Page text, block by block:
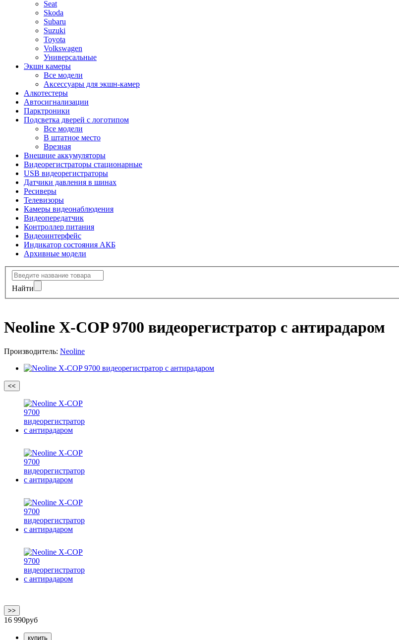
Seat
Skoda
Subaru
Suzuki
Toyota
Volkswagen
Универсальные
Экшн камеры
Все модели
Аксессуары для экшн-камер
Алкотестеры
Автосигнализации
Парктроники
Подсветка дверей с логотипом
Все модели
В штатное место
Врезная
Внешние аккумуляторы
Видеорегистраторы стационарные
USB видеорегистраторы
Датчики давления в шинах
Ресиверы
Телевизоры
Камеры видеонаблюдения
Видеопередатчик
Контроллер питания
Видеоинтерфейс
Индикатор состояния АКБ
Архивные модели
Найти
Neoline X-COP 9700 видеорегистратор с антирадаром
Производитель: Neoline
<<
>>
16 990руб